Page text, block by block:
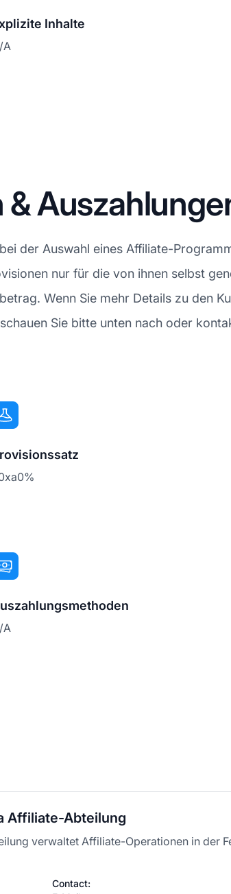
Inhalte
A
der Auswahl eines Affiliate-
nur für die von ihnen selbst
Wenn Sie mehr Details zu den
Sie bitte unten nach oder
A
Affiliate-Abteilung
verwaltet Affiliate-Operationen in der
Contact: